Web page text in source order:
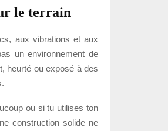
le terrain
aux vibrations et aux
un environnement de
heurté ou exposé à des
ou si tu utilises ton
construction solide ne